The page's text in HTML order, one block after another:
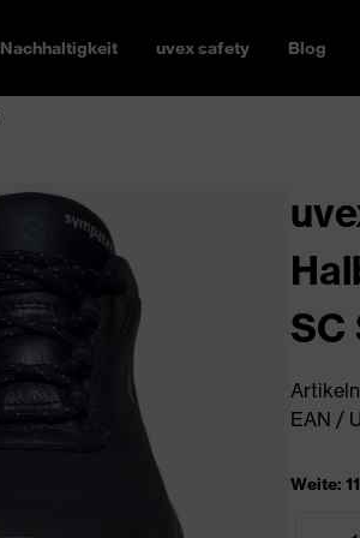
Nachhaltigkeit uvex safety Blog
SC
EAN /
Weite: 11